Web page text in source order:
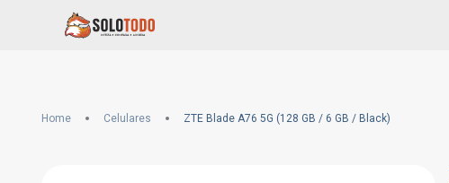
Home Celulares ZTE Blade A76 5G (128 GB / 6 GB / Black)